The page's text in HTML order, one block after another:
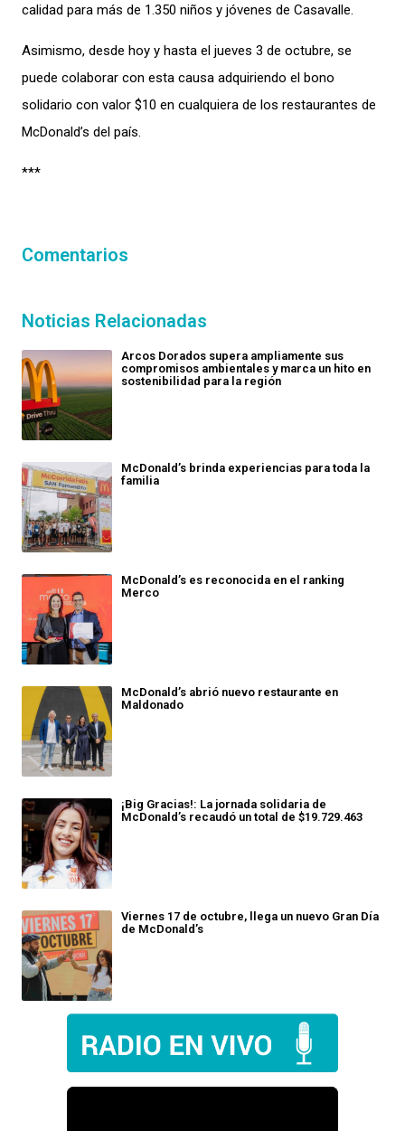
calidad para más de 1.350 niños y jóvenes de Casavalle.
Asimismo, desde hoy y hasta el jueves 3 de octubre, se
puede colaborar con esta causa adquiriendo el bono
solidario con valor $10 en cualquiera de los restaurantes de
McDonald’s del país.
***
Comentarios
Noticias Relacionadas
Arcos Dorados supera ampliamente sus
compromisos ambientales y marca un hito en
sostenibilidad para la región
McDonald’s brinda experiencias para toda la
familia
McDonald’s es reconocida en el ranking
Merco
McDonald’s abrió nuevo restaurante en
Maldonado
¡Big Gracias!: La jornada solidaria de
McDonald’s recaudó un total de $19.729.463
Viernes 17 de octubre, llega un nuevo Gran Día
de McDonald’s